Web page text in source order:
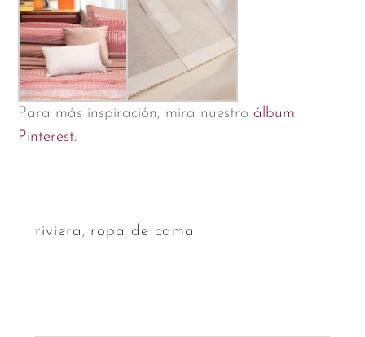
Para más inspiración, mira nuestro álbum
Pinterest.
riviera , ropa de cama